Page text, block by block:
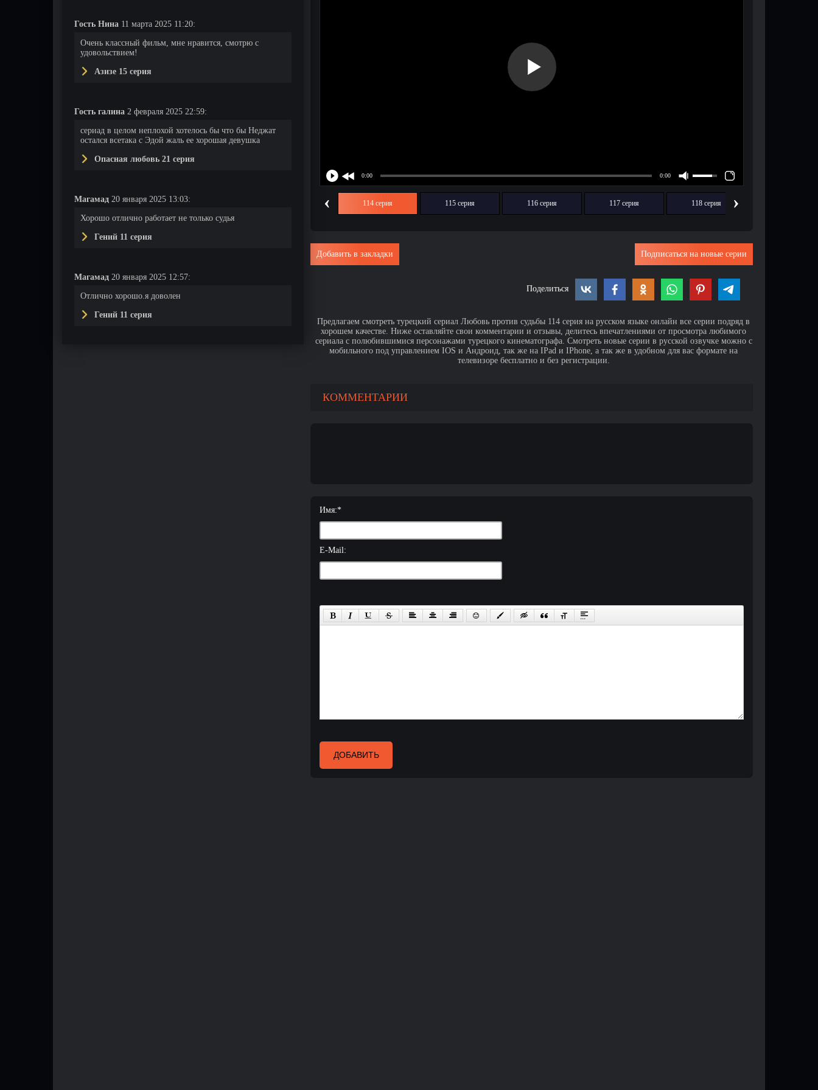
Гость Нина 11 марта 2025 11:20:
Очень классный фильм, мне нравится, смотрю с
удовольствием!
Азизе 15 серия
Гость галина 2 февраля 2025 22:59:
сериад в целом неплохой хотелось бы что бы Неджат
остался всетака с Эдой жаль ее хорошая девушка
Опасная любовь 21 серия
Магамад 20 января 2025 13:03:
Хорошо отлично работает не только судья
Гений 11 серия
Магамад 20 января 2025 12:57:
Отлично хорошо.я доволен
Гений 11 серия
‹
111 серия 114 серия 115 серия 116 серия 117 серия 118 серия ›
Подписаться на новые серии
Добавить в закладки
Поделиться
Предлагаем смотреть турецкий сериал Любовь против судьбы 114 серия на русском языке онлайн все серии подряд в
хорошем качестве. Ниже оставляйте свои комментарии и отзывы, делитесь впечатлениями от просмотра любимого
сериала с полюбившимися персонажами турецкого кинематографа. Смотреть новые серии в русской озвучке можно с
мобильного под управлением IOS и Андроид, так же на IPad и IPhone, а так же в удобном для вас формате на
телевизоре бесплатно и без регистрации.
КОММЕНТАРИИ
Имя:*
E-Mail:
ДОБАВИТЬ